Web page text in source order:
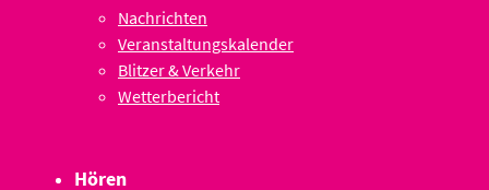
Nachrichten
Veranstaltungskalender
Blitzer & Verkehr
Wetterbericht
Hören